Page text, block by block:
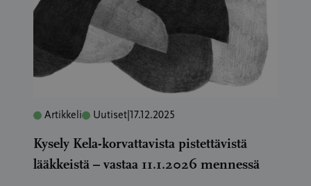
Artikkeli Uutiset 17.12.2025
Kysely Kela-korvattavista pistettävistä
lääkkeistä – vastaa 11.1.2026 mennessä